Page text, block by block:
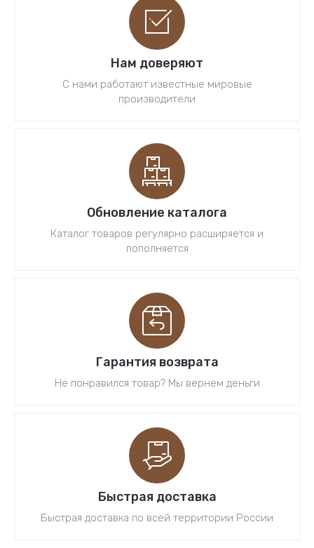
Нам доверяют
С нами работают известные мировые
производители
Обновление каталога
Каталог товаров регулярно расширяется и
пополняется
Гарантия возврата
Не понравился товар? Мы вернем деньги
Быстрая доставка
Быстрая доставка по всей территории России